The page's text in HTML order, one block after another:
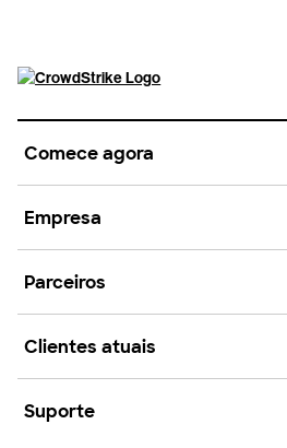
Comece agora
Empresa
Parceiros
Clientes atuais
Suporte